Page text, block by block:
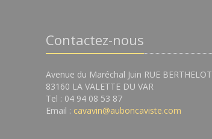
Contactez-nous
Avenue du Maréchal Juin RUE BERTHELOT
83160 LA VALETTE DU VAR
Tel : 04 94 08 53 87
Email : cavavin@auboncaviste.com